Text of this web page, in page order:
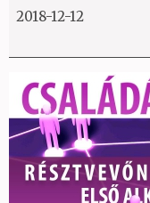
2018-12-12